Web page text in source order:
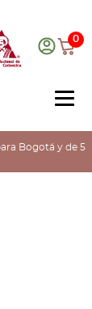
0
Bogotá y de 5